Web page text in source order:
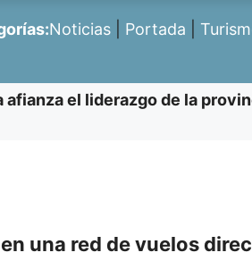
Noticias Portada
afianza el liderazgo de la
una red de vuelos